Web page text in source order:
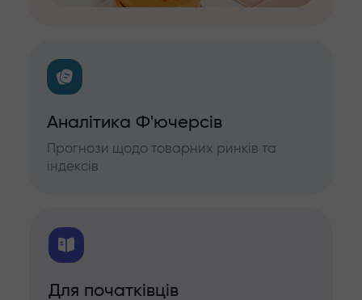
Аналітика Ф'ючерсів
Прогнози щодо товарних ринків та
індексів
Для початківців